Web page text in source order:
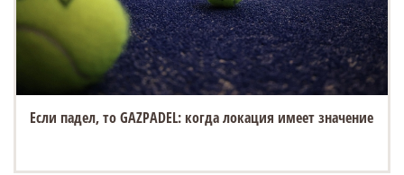
Если падел, то GAZPADEL: когда локация имеет значение